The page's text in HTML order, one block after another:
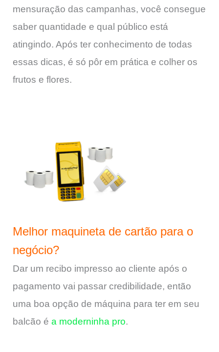
mensuração das campanhas, você consegue
saber quantidade e qual público está
atingindo. Após ter conhecimento de todas
essas dicas, é só pôr em prática e colher os
frutos e flores.
Melhor maquineta de cartão para o
negócio?
Dar um recibo impresso ao cliente após o
pagamento vai passar credibilidade, então
uma boa opção de máquina para ter em seu
balcão é a moderninha pro.